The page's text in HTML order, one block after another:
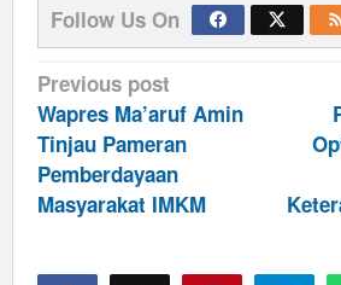
Follow Us On
Post
navigation
Previous post
Wapres Ma’aruf Amin
Tinjau Pameran
Pemberdayaan
Masyarakat IMKM